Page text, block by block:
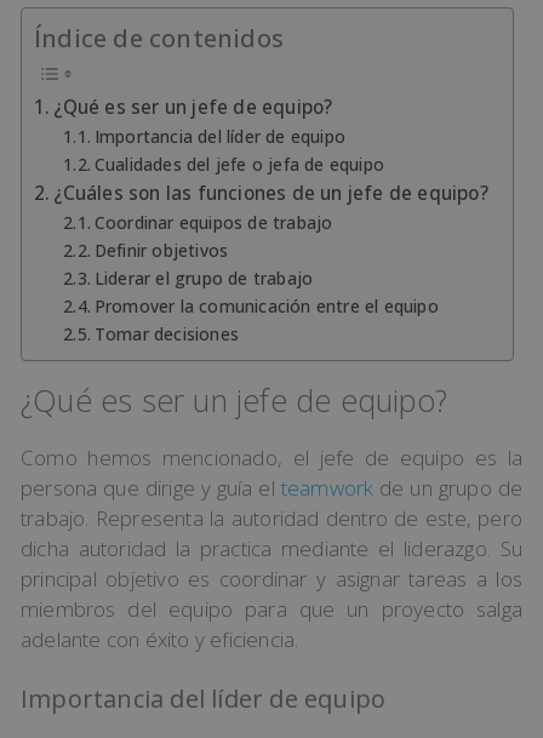
Índice de contenidos
¿Qué es ser un jefe de equipo?
Importancia del líder de equipo
Cualidades del jefe o jefa de equipo
¿Cuáles son las funciones de un jefe de equipo?
Coordinar equipos de trabajo
Definir objetivos
Liderar el grupo de trabajo
Promover la comunicación entre el equipo
Tomar decisiones
¿Qué es ser un jefe de equipo?
Como hemos mencionado, el jefe de equipo es la
persona que dirige y guía el teamwork de un grupo de
trabajo. Representa la autoridad dentro de este, pero
dicha autoridad la practica mediante el liderazgo. Su
principal objetivo es coordinar y asignar tareas a los
miembros del equipo para que un proyecto salga
adelante con éxito y eficiencia.
Importancia del líder de equipo